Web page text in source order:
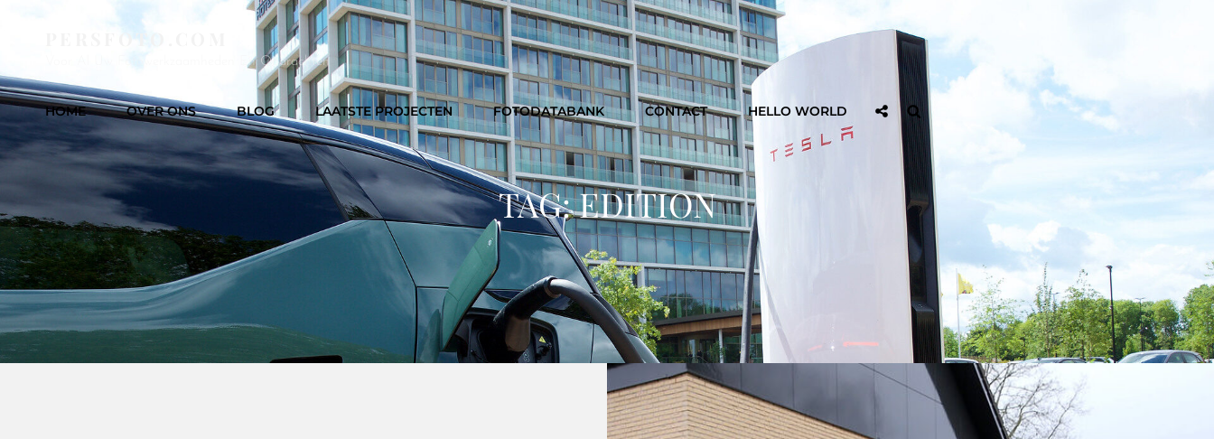
PERSFOTO.COM
Voor Al Uw Fotowerkzaamheden En Opdrachten
HOME OVER ONS BLOG LAATSTE PROJECTEN FOTODATABANK CONTACT HELLO WORLD
Sociaal
Delen
Zoeken
TAG:EDITION